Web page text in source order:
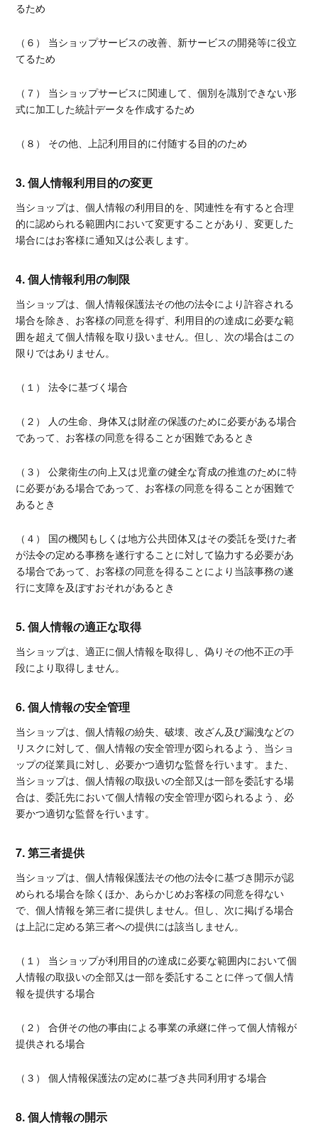
るため
（６） 当ショップサービスの改善、新サービスの開発等に役立
てるため
（７） 当ショップサービスに関連して、個別を識別できない形
式に加工した統計データを作成するため
（８） その他、上記利用目的に付随する目的のため
3. 個人情報利用目的の変更
当ショップは、個人情報の利用目的を、関連性を有すると合理
的に認められる範囲内において変更することがあり、変更した
場合にはお客様に通知又は公表します。
4. 個人情報利用の制限
当ショップは、個人情報保護法その他の法令により許容される
場合を除き、お客様の同意を得ず、利用目的の達成に必要な範
囲を超えて個人情報を取り扱いません。但し、次の場合はこの
限りではありません。
（１） 法令に基づく場合
（２） 人の生命、身体又は財産の保護のために必要がある場合
であって、お客様の同意を得ることが困難であるとき
（３） 公衆衛生の向上又は児童の健全な育成の推進のために特
に必要がある場合であって、お客様の同意を得ることが困難で
あるとき
（４） 国の機関もしくは地方公共団体又はその委託を受けた者
が法令の定める事務を遂行することに対して協力する必要があ
る場合であって、お客様の同意を得ることにより当該事務の遂
行に支障を及ぼすおそれがあるとき
5. 個人情報の適正な取得
当ショップは、適正に個人情報を取得し、偽りその他不正の手
段により取得しません。
6. 個人情報の安全管理
当ショップは、個人情報の紛失、破壊、改ざん及び漏洩などの
リスクに対して、個人情報の安全管理が図られるよう、当ショ
ップの従業員に対し、必要かつ適切な監督を行います。また、
当ショップは、個人情報の取扱いの全部又は一部を委託する場
合は、委託先において個人情報の安全管理が図られるよう、必
要かつ適切な監督を行います。
7. 第三者提供
当ショップは、個人情報保護法その他の法令に基づき開示が認
められる場合を除くほか、あらかじめお客様の同意を得ない
で、個人情報を第三者に提供しません。但し、次に掲げる場合
は上記に定める第三者への提供には該当しません。
（１） 当ショップが利用目的の達成に必要な範囲内において個
人情報の取扱いの全部又は一部を委託することに伴って個人情
報を提供する場合
（２） 合併その他の事由による事業の承継に伴って個人情報が
提供される場合
（３） 個人情報保護法の定めに基づき共同利用する場合
8. 個人情報の開示